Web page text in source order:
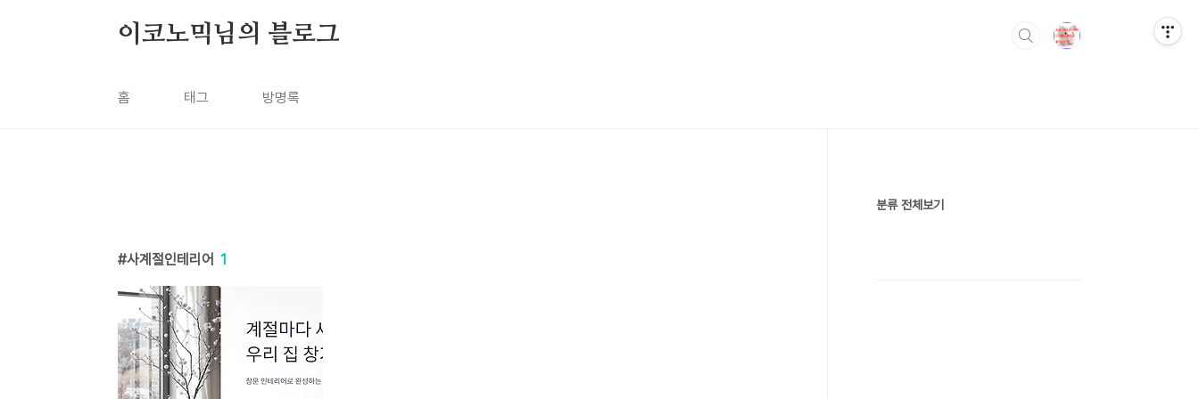
이코노믹님의 블로그
홈 태그 방명록
사계절인테리어 1
분류 전체보기